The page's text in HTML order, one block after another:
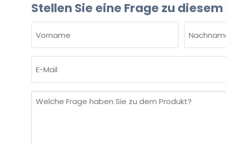
Stellen Sie eine Frage zu
(ERFORDERLICH)
Vorname
Mail
Welche